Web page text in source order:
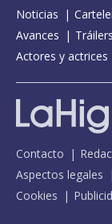
Noticias
Avances
Tráilers
Actores y actrices
Contacto
Aspectos legales
Cookies